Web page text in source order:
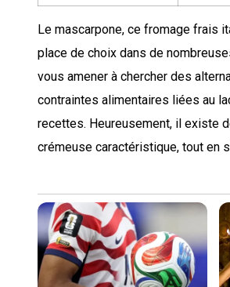
Le mascarpone, ce fromage frais
place de choix dans de
vous amener à chercher des
contraintes alimentaires liées au
recettes. Heureusement, il existe
crémeuse caractéristique, tout en